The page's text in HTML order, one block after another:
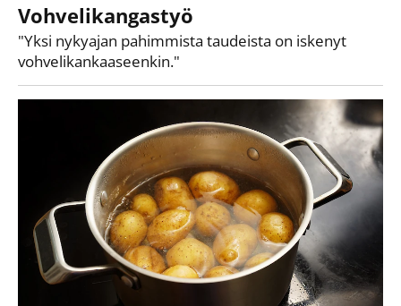
Vohvelikangastyö
"Yksi nykyajan pahimmista taudeista on iskenyt
vohvelikankaaseenkin."